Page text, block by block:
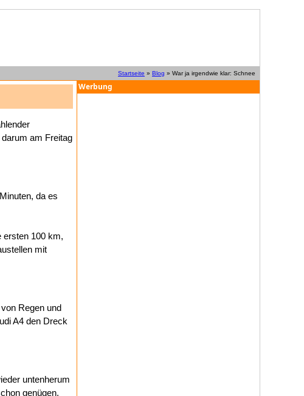
Startseite » Blog » War ja irgendwie klar: Schnee
Werbung
am Freitag
da es
ersten 100 km,
mit
Regen und
A4 den Dreck
untenherum
genügen.